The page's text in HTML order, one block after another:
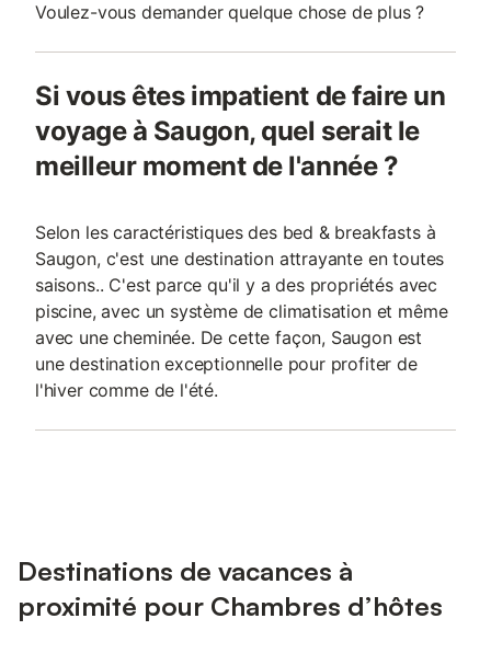
Voulez-vous demander quelque chose de plus ?
Si vous êtes impatient de faire un
voyage à Saugon, quel serait le
meilleur moment de l'année ?
Selon les caractéristiques des bed & breakfasts à
Saugon, c'est une destination attrayante en toutes
saisons.. C'est parce qu'il y a des propriétés avec
piscine, avec un système de climatisation et même
avec une cheminée. De cette façon, Saugon est
une destination exceptionnelle pour profiter de
l'hiver comme de l'été.
Destinations de vacances à
proximité pour Chambres d’hôtes